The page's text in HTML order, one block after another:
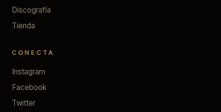
Discografía
Tienda
CONECTA
Instagram
Facebook
Twitter